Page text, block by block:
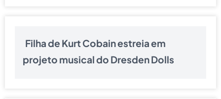
Filha de Kurt Cobain estreia em
projeto musical do Dresden Dolls